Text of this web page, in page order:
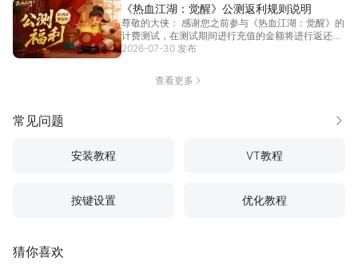
《热血江湖：觉醒》公测返利规则说明
尊敬的大侠： 感谢您之前参与《热血江湖：觉醒》的
计费测试，在测试期间进行充值的金额将进行返还，
具体返... [详情]
2026-07-30 发布
查看更多
常见问题 更多
安装教程 VT教程
按键设置 优化教程
猜你喜欢